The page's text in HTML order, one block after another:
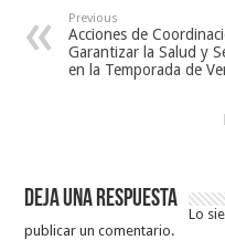
Previous
Acciones de
Garantizar la Salud y
en la Temporada de
Deja una respuesta
Lo
publicar un comentario.